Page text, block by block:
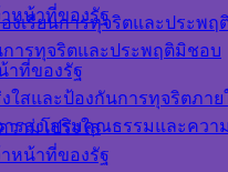
หน้าที่ของรัฐ
าที่ของรัฐ
ใสและป้องกันการทุจริตภา
รส่งเสริมคุณธรรมและควา
งเรียนการทุจริตและประพฤ
การทุจริตและประพฤติมิชอบ
วามโปร่งใส
หน้าที่ของรัฐ
ร